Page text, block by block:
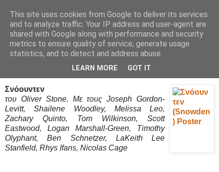
Movies Ltd
3/11/16
Σνόουντεν (Snowden) - Review / Κριτική
Σνόουντεν
του Oliver Stone. Με τους Joseph Gordon-
Levitt, Shailene Woodley, Melissa Leo,
Zachary Quinto, Tom Wilkinson, Scott
Eastwood, Logan Marshall-Green, Timothy
Olyphant, Ben Schnetzer, LaKeith Lee
Stanfield, Rhys Ifans, Nicolas Cage
This site uses cookies from Google to deliver its services
and to analyze traffic. Your IP address and user-agent are
shared with Google along with performance and security
metrics to ensure quality of service, generate usage
statistics, and to detect and address abuse.
LEARN MORE GOT IT